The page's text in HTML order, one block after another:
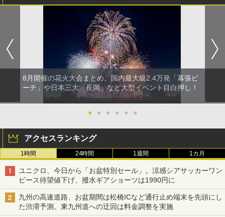
8月開催の花火大会まとめ。国内最大級2.4万発「幕張ビ
ーチ」や日本三大「長岡」など大型イベント目白押し！
● ● ● ● ● ●
アクセスランキング
1時間 24時間 1週間 1カ月
ユニクロ、今日から「お盆特別セール」。涼感シアサッカーワン
ピース待望値下げ、撥水ギアショーツは1990円に
九州の高速道路、お盆期間は松橋ICなど通行止め端末を先頭にし
た渋滞予測。東九州道への迂回は料金調整を実施